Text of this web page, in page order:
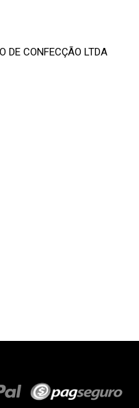
DE CONFECÇÃO LTDA